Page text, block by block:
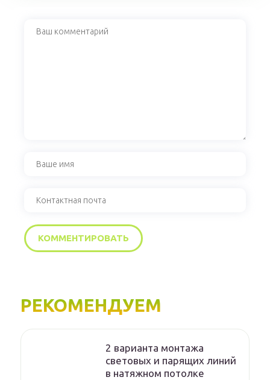
РЕКОМЕНДУЕМ
2 варианта монтажа
световых и парящих линий
в натяжном потолке